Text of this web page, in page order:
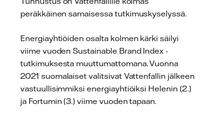
peräkkäinen samaisessa tutkimuskyselyssä.
Energiayhtiöiden osalta kolmen kärki säilyi
viime vuoden Sustainable Brand Index -
tutkimuksesta muuttumattomana. Vuonna
2021 suomalaiset valitsivat Vattenfallin jälkeen
vastuullisimmiksi energiayhtiöiksi Helenin (2.)
ja Fortumin (3.) viime vuoden tapaan.